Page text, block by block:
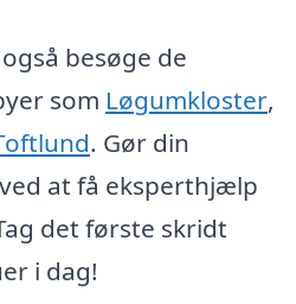
besøge de
som Løgumkloster,
. Gør din
at få eksperthjælp
det første skridt
i dag!